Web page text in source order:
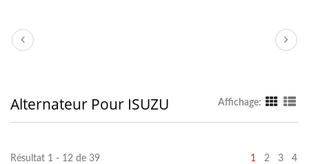
Alternateur Pour ISUZU Affichage:
Résultat 1 - 12 de 39 1 2 3 4